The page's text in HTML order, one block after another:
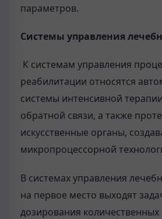
параметров.
Системы управления
К системам управления
реабилитации относятся
системы интенсивной
обратной связи, а также
искусственные органы,
микропроцессорной
В системах управления
на первое место выходят
дозирования